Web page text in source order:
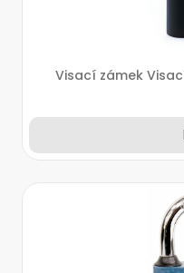
Visací zámek